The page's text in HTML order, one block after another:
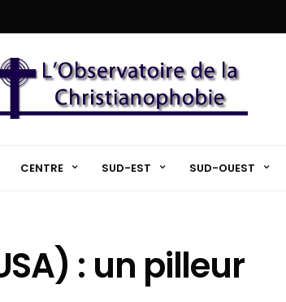
CENTRE SUD-EST SUD-OUEST
: un pilleur